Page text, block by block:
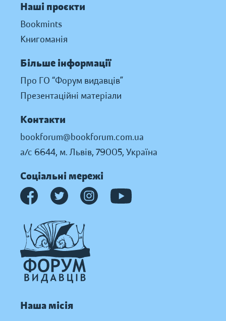
Наші проєкти
Bookmints
Книгоманія
Більше інформації
Про ГО “Форум видавців”
Презентаційні матеріали
Контакти
bookforum@bookforum.com.ua
а/с 6644, м. Львів, 79005, Україна
Соціальні мережі
Наша місія